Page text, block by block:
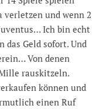
verletzen und wenn 2
Ich bin echt
das Geld sofort. Und
Von denen
rauskitzeln.
können und
einen Ruf